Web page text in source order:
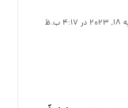
ب.ظ